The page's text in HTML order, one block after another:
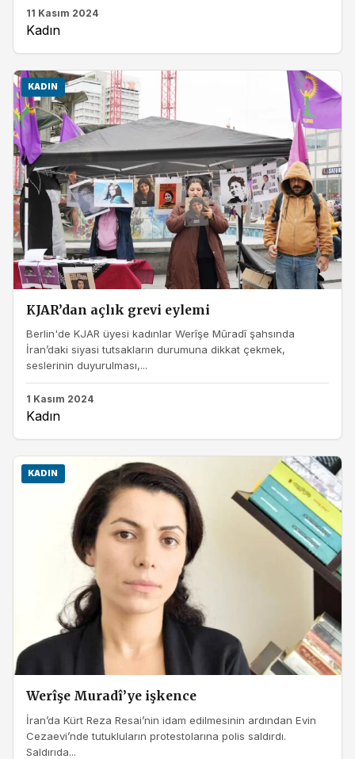
11 Kasım 2024
Kadın
KADIN
KJAR’dan açlık grevi eylemi
Berlin'de KJAR üyesi kadınlar Werîşe Mûradî şahsında
İran’daki siyasi tutsakların durumuna dikkat çekmek,
seslerinin duyurulması,...
1 Kasım 2024
Kadın
KADIN
Werîşe Muradî’ye işkence
İran’da Kürt Reza Resai’nin idam edilmesinin ardından Evin
Cezaevi’nde tutukluların protestolarına polis saldırdı.
Saldırıda...